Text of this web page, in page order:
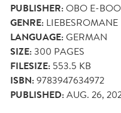
PUBLISHER:OBO E-
GENRE: LIEBESROMANE
LANGUAGE:GERMAN
SIZE:300 PAGES
FILESIZE: 553.5 KB
ISBN:9783947634972
PUBLISHED:AUG. 26,